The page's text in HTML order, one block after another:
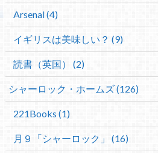
Arsenal (4)
イギリスは美味しい？ (9)
読書（英国） (2)
シャーロック・ホームズ (126)
221Books (1)
月９「シャーロック」 (16)